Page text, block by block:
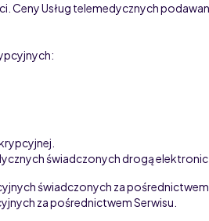
Usług telemedycznych
:
świadczonych drogą
świadczonych za
za pośrednictwem Serwisu.